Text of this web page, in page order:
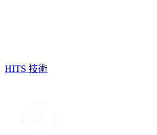
HITS 技術